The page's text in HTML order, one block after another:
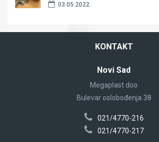
03.05.2022.
KONTAKT
Novi Sad
Megaplast doo
Bulevar oslobođenja 38
021/4770-216
021/4770-217